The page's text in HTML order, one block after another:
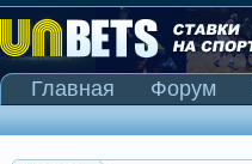
Главная Форум
Сканер Pinnacle